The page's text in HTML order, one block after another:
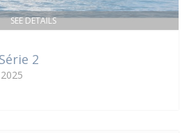
SEE DETAILS
2